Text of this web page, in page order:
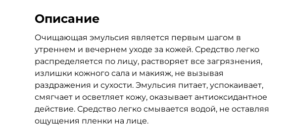
Описание
Очищающая эмульсия является первым шагом в
утреннем и вечернем уходе за кожей. Средство легко
распределяется по лицу, растворяет все загрязнения,
излишки кожного сала и макияж, не вызывая
раздражения и сухости. Эмульсия питает, успокаивает,
смягчает и осветляет кожу, оказывает антиоксидантное
действие. Средство легко смывается водой, не оставляя
ощущения пленки на лице.